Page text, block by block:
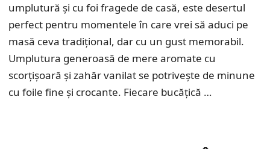
umplutură și cu foi fragede de casă, este desertul
perfect pentru momentele în care vrei să aduci pe
masă ceva tradițional, dar cu un gust memorabil.
Umplutura generoasă de mere aromate cu
scorțișoară și zahăr vanilat se potrivește de minune
cu foile fine și crocante. Fiecare bucățică …